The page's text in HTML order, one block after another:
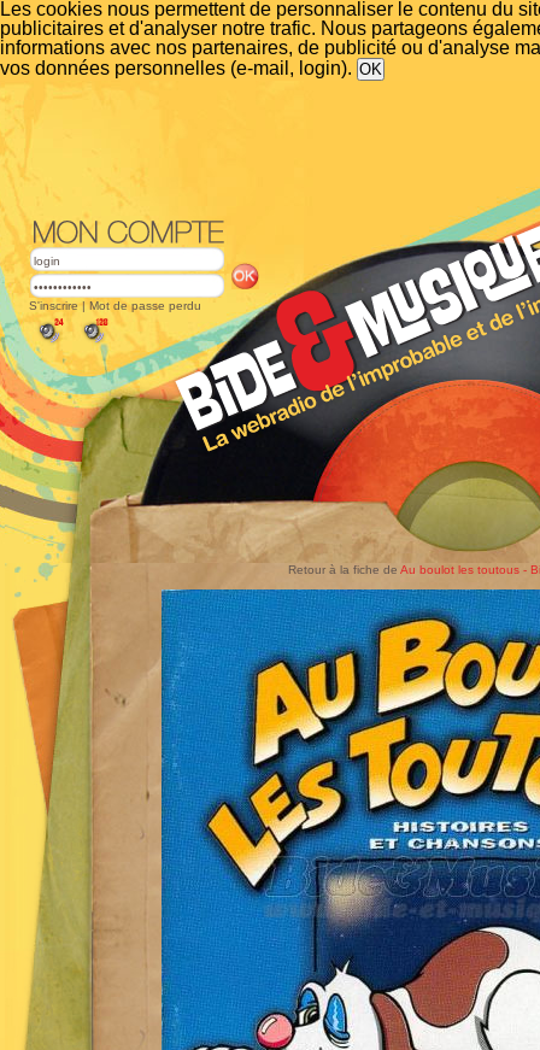
Les cookies nous permettent de personnaliser le contenu du
publicitaires et d'analyser notre trafic. Nous partageons
informations avec nos partenaires, de publicité ou d'analyse
vos données personnelles (e-mail, login).
S'inscrire | Mot de passe perdu
Retour à la fiche de Au boulot les toutous -